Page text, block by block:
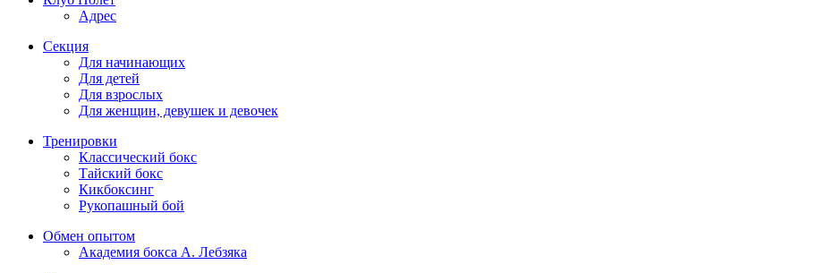
Адрес
Секция
Для начинающих
Для детей
Для взрослых
Для женщин, девушек и девочек
Тренировки
Классический бокс
Тайский бокс
Кикбоксинг
Рукопашный бой
Обмен опытом
Академия бокса А. Лебзяка